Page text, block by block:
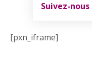
Suivez-
[pxn_iframe]